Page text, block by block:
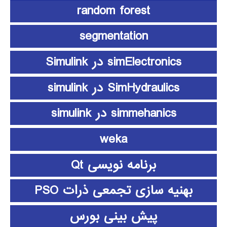
random forest
segmentation
simElectronics در Simulink
SimHydraulics در simulink
simmehanics در simulink
weka
برنامه نویسی Qt
بهنیه سازی تجمعی ذرات PSO
پیش بینی بورس